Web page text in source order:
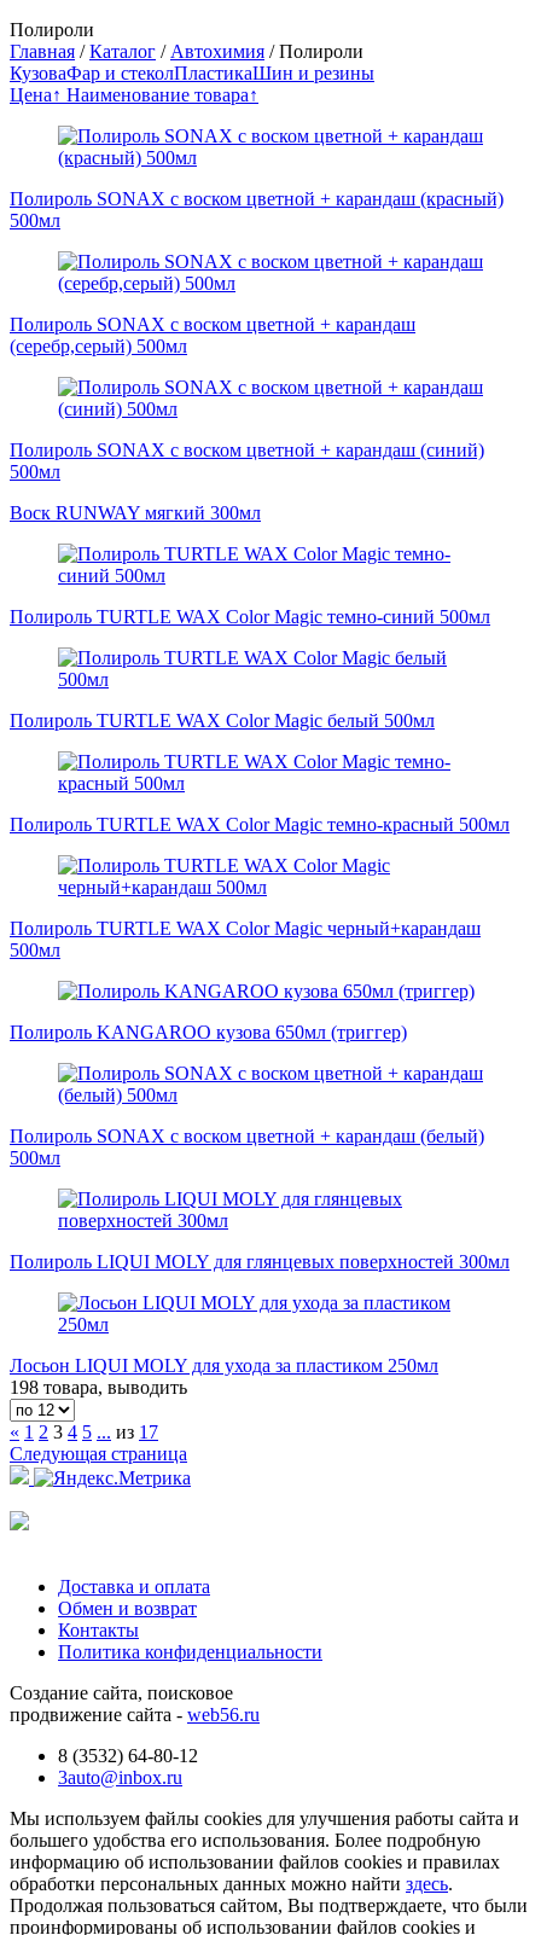
Полироли
Главная /Каталог / Автохимия /Полироли
КузоваФар и стеколПластикаШин и резины
Цена↑ Наименование товара↑
Полироль SONAX с воском цветной + карандаш (красный)
500мл
Полироль SONAX с воском цветной + карандаш
(серебр,серый) 500мл
Полироль SONAX с воском цветной + карандаш (синий)
500мл
Воск RUNWAY мягкий 300мл
Полироль TURTLE WAX Color Magic темно-синий 500мл
Полироль TURTLE WAX Color Magic белый 500мл
Полироль TURTLE WAX Color Magic темно-красный 500мл
Полироль TURTLE WAX Color Magic черный+карандаш
500мл
Полироль KANGAROO кузова 650мл (триггер)
Полироль SONAX с воском цветной + карандаш (белый)
500мл
Полироль LIQUI MOLY для глянцевых поверхностей 300мл
Лосьон LIQUI MOLY для ухода за пластиком 250мл
198 товара, выводить
« 1 2 3 4 5 ... из 17
Следующая страница
Доставка и оплата
Обмен и возврат
Контакты
Политика конфиденциальности
Создание сайта, поисковое
продвижение сайта - web56.ru
8 (3532) 64-80-12
3auto@inbox.ru
Мы используем файлы cookies для улучшения работы сайта и
большего удобства его использования. Более подробную
информацию об использовании файлов cookies и правилах
обработки персональных данных можно найти здесь.
Продолжая пользоваться сайтом, Вы подтверждаете, что были
проинформированы об использовании файлов cookies и